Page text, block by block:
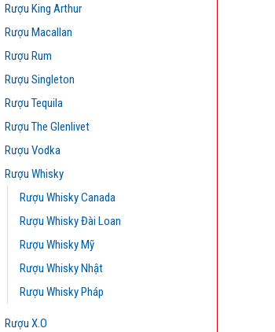
Rượu King Arthur
Rượu Macallan
Rượu Rum
Rượu Singleton
Rượu Tequila
Rượu The Glenlivet
Rượu Vodka
Rượu Whisky
Rượu Whisky Canada
Rượu Whisky Đài Loan
Rượu Whisky Mỹ
Rượu Whisky Nhật
Rượu Whisky Pháp
Rượu X.O